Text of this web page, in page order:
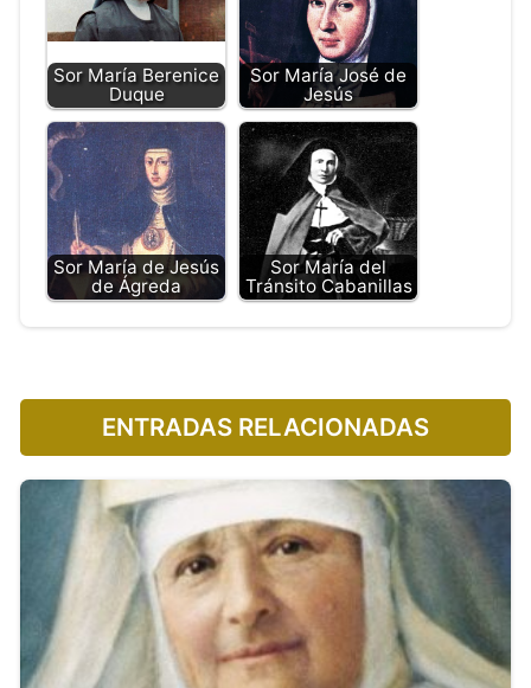
Sor María Berenice
Duque
Sor María José de
Jesús
Sor María de Jesús
de Ágreda
Sor María del
Tránsito Cabanillas
ENTRADAS RELACIONADAS